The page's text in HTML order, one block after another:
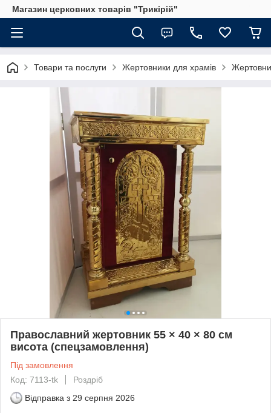
Магазин церковних товарів "Трикірій"
Товари та послуги Жертовники для храмів
Православний жертовник 55 × 40 × 80 см
висота (спецзамовлення)
Під замовлення
Код: 7113-tk
Роздріб
Відправка з 29 серпня 2026